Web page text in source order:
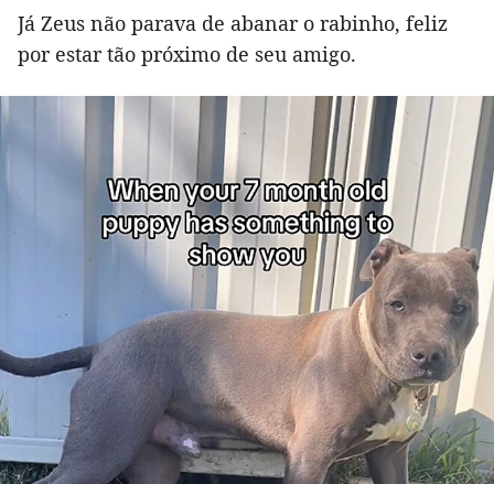
Já Zeus não parava de abanar o rabinho, feliz
por estar tão próximo de seu amigo.